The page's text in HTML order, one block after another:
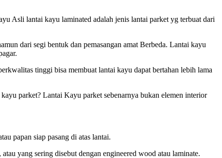
Asli lantai kayu laminated adalah jenis lantai parket yg terbuat dari
dari segi bentuk dan pemasangan amat Berbeda. Lantai kayu
tinggi bisa membuat lantai kayu dapat bertahan lebih lama
parket? Lantai Kayu parket sebenarnya bukan elemen interior
papan siap pasang di atas lantai.
yang sering disebut dengan engineered wood atau laminate.